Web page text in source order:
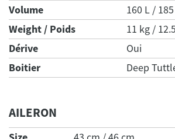
Volume
160 L /
Weight / Poids
11 kg /
Dérive
Oui
Boitier
Deep
AILERON